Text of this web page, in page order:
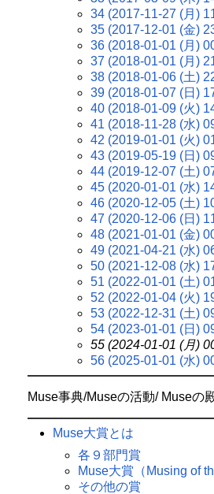
34 (2017-11-27 (月)
35 (2017-12-01 (金)
36 (2018-01-01 (月)
37 (2018-01-01 (月)
38 (2018-01-06 (土)
39 (2018-01-07 (日)
40 (2018-01-09 (火)
41 (2018-11-28 (水)
42 (2019-01-01 (火)
43 (2019-05-19 (日)
44 (2019-12-07 (土)
45 (2020-01-01 (水)
46 (2020-12-05 (土)
47 (2020-12-06 (日)
48 (2021-01-01 (金)
49 (2021-04-21 (水)
50 (2021-12-08 (水)
51 (2022-01-01 (土)
52 (2022-01-04 (火)
53 (2022-12-31 (土)
54 (2023-01-01 (日)
55 (2024-01-01 (月)
56 (2025-01-01 (水)
Muse事典/Museの活動/ Museの
Muse大賞とは
各９部門賞
Muse大賞（Musing of
その他の賞